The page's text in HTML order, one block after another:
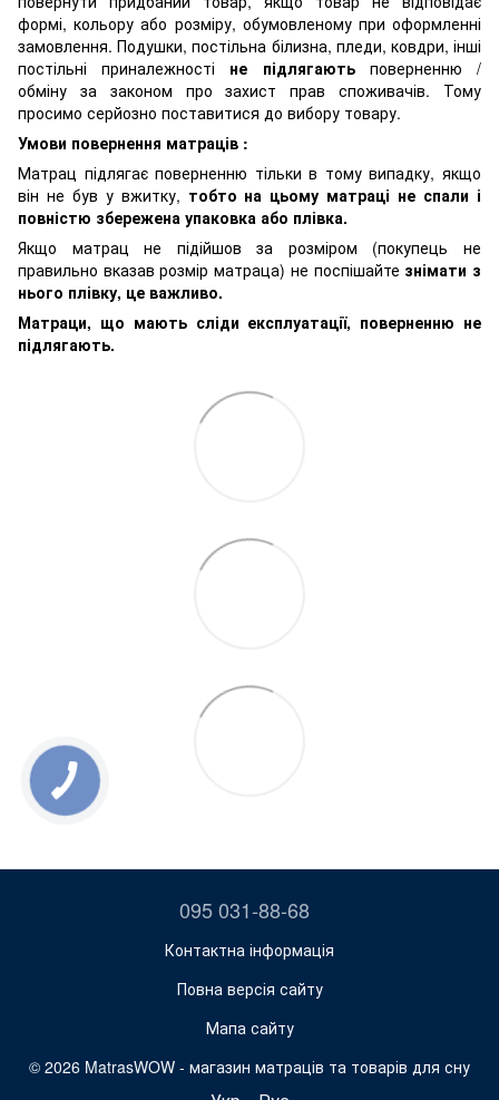
формі, кольору або розміру, обумовленому при оформленні
замовлення. Подушки, постільна білизна, пледи, ковдри, інші
постільні приналежності не підлягаютьповерненню /
обміну за законом про захист прав споживачів. Тому
просимо серйозно поставитися до вибору товару.
Умови повернення матраців :
Матрац підлягає поверненню тільки в тому випадку, якщо
він не був у вжитку, тобто на цьому матраці не спали і
повністю збережена упаковка або плівка.
Якщо матрац не підійшов за розміром (покупець не
правильно вказав розмір матраца) не поспішайте знімати з
нього плівку, це важливо.
Матраци, що мають сліди експлуатації, поверненню не
підлягають.
095 031-88-68
Контактна інформація
Повна версія сайту
Мапа сайту
© 2026 MatrasWOW - магазин матраців та товарів для сну